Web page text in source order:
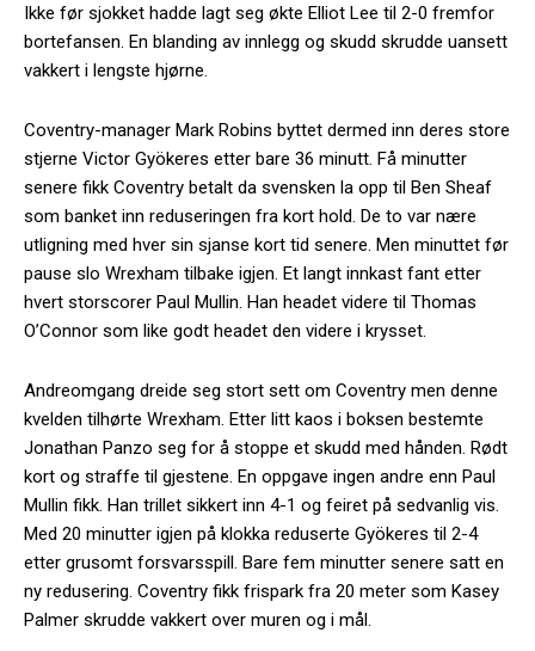
Ikke før sjokket hadde lagt seg økte Elliot Lee til 2-0 fremfor
bortefansen. En blanding av innlegg og skudd skrudde uansett
vakkert i lengste hjørne.
Coventry-manager Mark Robins byttet dermed inn deres store
stjerne Victor Gyökeres etter bare 36 minutt. Få minutter
senere fikk Coventry betalt da svensken la opp til Ben Sheaf
som banket inn reduseringen fra kort hold. De to var nære
utligning med hver sin sjanse kort tid senere. Men minuttet før
pause slo Wrexham tilbake igjen. Et langt innkast fant etter
hvert storscorer Paul Mullin. Han headet videre til Thomas
O’Connor som like godt headet den videre i krysset.
Andreomgang dreide seg stort sett om Coventry men denne
kvelden tilhørte Wrexham. Etter litt kaos i boksen bestemte
Jonathan Panzo seg for å stoppe et skudd med hånden. Rødt
kort og straffe til gjestene. En oppgave ingen andre enn Paul
Mullin fikk. Han trillet sikkert inn 4-1 og feiret på sedvanlig vis.
Med 20 minutter igjen på klokka reduserte Gyökeres til 2-4
etter grusomt forsvarsspill. Bare fem minutter senere satt en
ny redusering. Coventry fikk frispark fra 20 meter som Kasey
Palmer skrudde vakkert over muren og i mål.